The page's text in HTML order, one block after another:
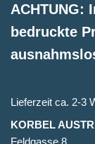
ACHTUNG:
bedruckte
Lieferzeit ca. 2-3
KORBEL
Feldgasse 8